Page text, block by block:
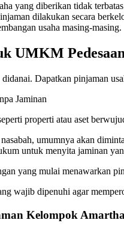
yang diberikan tidak
dilakukan secara
usaha masing-masing.
UMKM Pedesaan
Dapatkan pinjaman
Jaminan
properti atau aset
umumnya akan
untuk menyita jaminan
yang mulai menawarkan
wajib dipenuhi agar
Kelompok Amartha